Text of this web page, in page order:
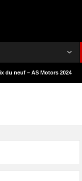
Motors 2024 Prix du